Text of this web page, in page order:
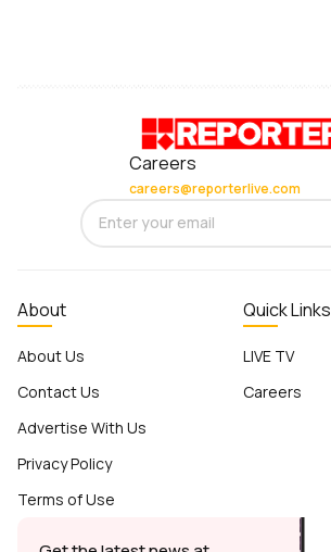
Careers
careers@reporterlive.com
About
About Us
Contact Us
Advertise With Us
Privacy Policy
Terms of Use
Quick Links
LIVE TV
Careers